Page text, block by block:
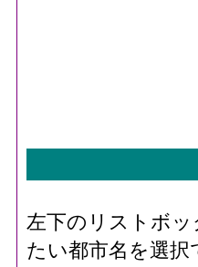
左下のリストボ
たい都市名を選択